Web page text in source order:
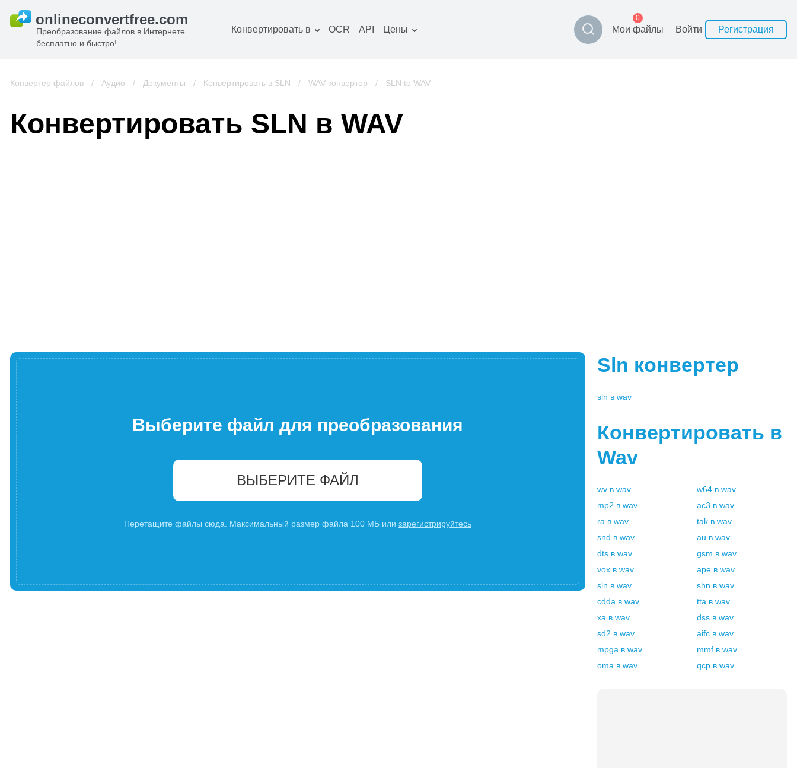
Преобразование файлов в Интернете
бесплатно и быстро!
Конвертировать в
конвертер
Книги конвертер
OCR API Цены Мои файлы
0
Войти Регистрация
Конвертер файлов / Аудио / Документы / Конвертировать в SLN / WAV конвертер / SLN to WAV
Конвертировать SLN в WAV
Выберите файл для преобразования
ВЫБЕРИТЕ ФАЙЛ
Перетащите файлы сюда. Максимальный размер файла 100 МБ или зарегистрируйтесь
Sln конвертер
sln в wav
Конвертировать в
Wav
wv в wav w64 в wav
mp2 в wav ac3 в wav
ra в wav tak в wav
snd в wav au в wav
dts в wav gsm в wav
vox в wav ape в wav
sln в wav shn в wav
cdda в wav tta в wav
xa в wav dss в wav
sd2 в wav aifc в wav
mpga в wav mmf в wav
oma в wav qcp в wav